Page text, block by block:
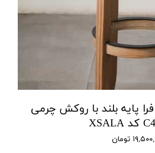
پایه بلند با روکش چرمی
تومان